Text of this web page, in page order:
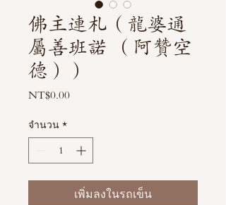
佛主連札（龍婆通
屬善班諾 （阿贊空
德））
NT$0.00ราคา
จำนวน *
เพิ่มลงในรถเข็น